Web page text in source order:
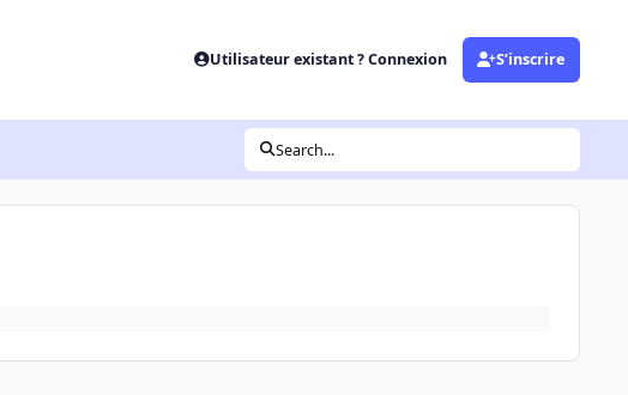
Utilisateur existant ? Connexion S’inscrire
Search...